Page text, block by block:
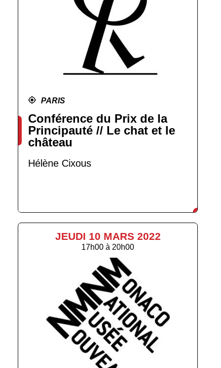
PARIS
Conférence du Prix de la
Principauté // Le chat et le
château
Hélène Cixous
JEUDI 10 MARS 2022
17h00 à 20h00